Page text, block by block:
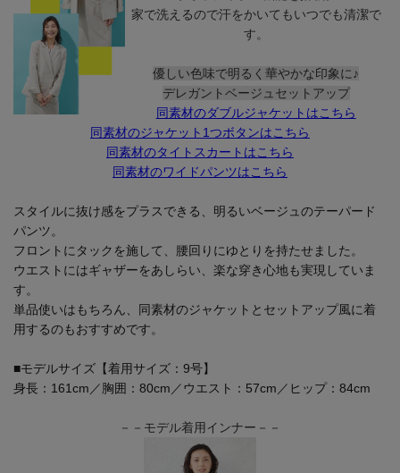
家で洗えるので汗をかいてもいつでも清潔で
す。
優しい色味で明るく華やかな印象に♪
デレガントベージュセットアップ
同素材のダブルジャケットはこちら
同素材のジャケット1つボタンはこちら
同素材のタイトスカートはこちら
同素材のワイドパンツはこちら
スタイルに抜け感をプラスできる、明るいベージュのテーパード
パンツ。
フロントにタックを施して、腰回りにゆとりを持たせました。
ウエストにはギャザーをあしらい、楽な穿き心地も実現していま
す。
単品使いはもちろん、同素材のジャケットとセットアップ風に着
用するのもおすすめです。
■モデルサイズ【着用サイズ：9号】
身長：161cm／胸囲：80cm／ウエスト：57cm／ヒップ：84cm
－－モデル着用インナー－－